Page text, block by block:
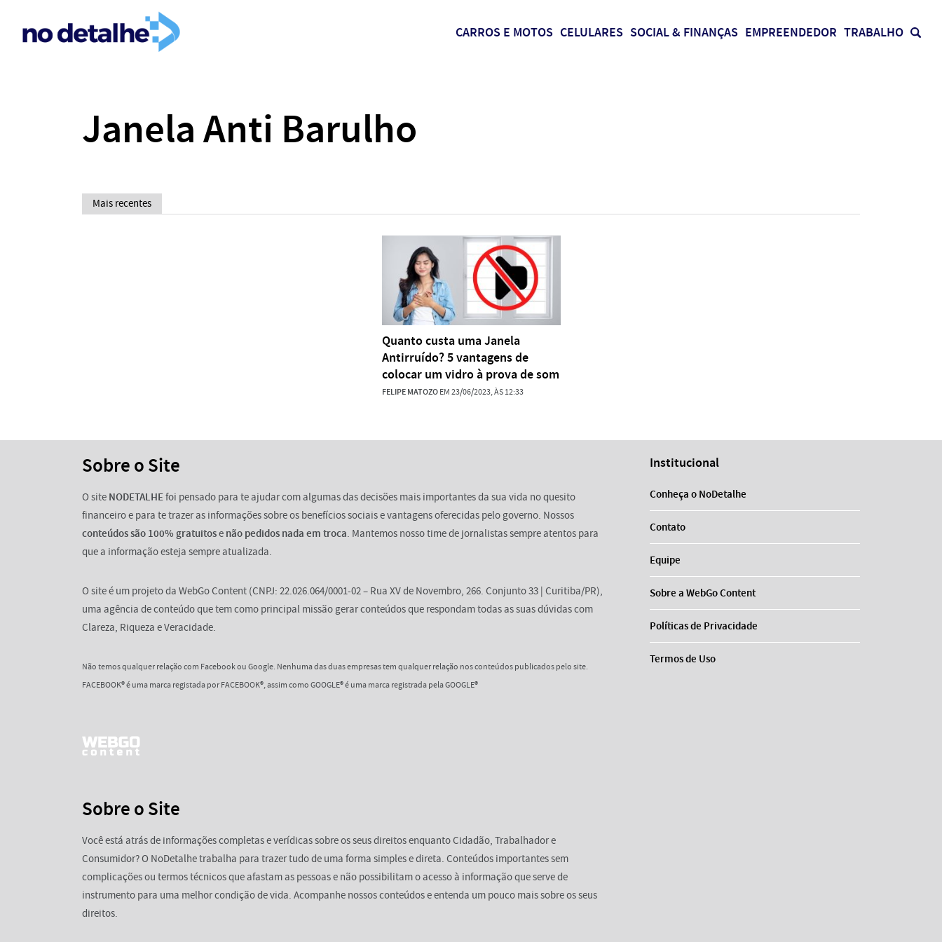
CARROS E MOTOS CELULARES SOCIAL & FINANÇAS EMPREENDEDOR TRABALHO
Janela Anti Barulho
Mais recentes
Quanto custa uma Janela
Antirruído? 5 vantagens de
colocar um vidro à prova de som
FELIPE MATOZOEM 23/06/2023, ÀS 12:33
Sobre o Site
O site NODETALHEfoi pensado para te ajudar com algumas das decisões mais importantes da sua vida no quesito
financeiro e para te trazer as informações sobre os benefícios sociais e vantagens oferecidas pelo governo. Nossos
conteúdos são 100% gratuitose não pedidos nada em troca. Mantemos nosso time de jornalistas sempre atentos para
que a informação esteja sempre atualizada.
O site é um projeto da WebGo Content (CNPJ: 22.026.064/0001-02 – Rua XV de Novembro, 266. Conjunto 33 | Curitiba/PR),
uma agência de conteúdo que tem como principal missão gerar conteúdos que respondam todas as suas dúvidas com
Clareza, Riqueza e Veracidade.
Não temos qualquer relação com Facebook ou Google. Nenhuma das duas empresas tem qualquer relação nos conteúdos publicados pelo site.
FACEBOOK® é uma marca registada por FACEBOOK®, assim como GOOGLE® é uma marca registrada pela GOOGLE®
Sobre o Site
Você está atrás de informações completas e verídicas sobre os seus direitos enquanto Cidadão, Trabalhador e
Consumidor? O NoDetalhe trabalha para trazer tudo de uma forma simples e direta. Conteúdos importantes sem
complicações ou termos técnicos que afastam as pessoas e não possibilitam o acesso à informação que serve de
instrumento para uma melhor condição de vida. Acompanhe nossos conteúdos e entenda um pouco mais sobre os seus
direitos.
Institucional
Conheça o NoDetalhe
Contato
Equipe
Sobre a WebGo Content
Políticas de Privacidade
Termos de Uso